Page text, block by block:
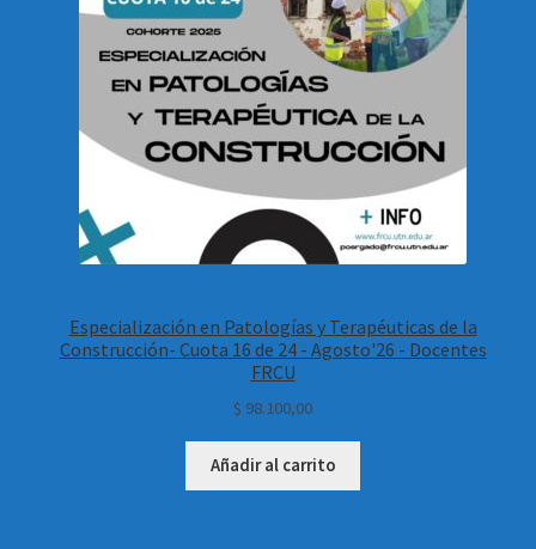
Especialización en Patologías y Terapéuticas de la
Construcción- Cuota 16 de 24 - Agosto'26 - Docentes
FRCU
$ 98.100,00
Añadir al carrito